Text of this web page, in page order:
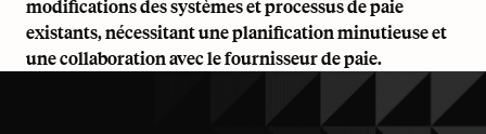
modifications des systèmes et processus de paie
existants, nécessitant une planification minutieuse et
une collaboration avec le fournisseur de paie.